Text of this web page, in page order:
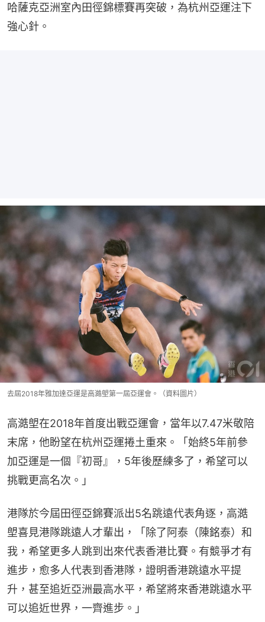
哈薩克亞洲室內田徑錦標賽再突破，為杭州亞運注下
強心針。
去屆2018年雅加達亞運是高澔塱第一屆亞運會。（資料圖片）
高澔塱在2018年首度出戰亞運會，當年以7.47米敬陪
末席，他盼望在杭州亞運捲土重來。「始終5年前參
加亞運是一個『初哥』，5年後歷練多了，希望可以
挑戰更高名次。」
港隊於今屆田徑亞錦賽派出5名跳遠代表角逐，高澔
塱喜見港隊跳遠人才輩出，「除了阿泰（陳銘泰）和
我，希望更多人跳到出來代表香港比賽。有競爭才有
進步，愈多人代表到香港隊，證明香港跳遠水平提
升，甚至追近亞洲最高水平，希望將來香港跳遠水平
可以追近世界，一齊進步。」